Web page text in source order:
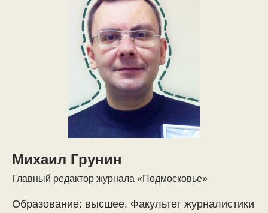
Михаил Грунин
Главный редактор журнала «Подмосковье»
Образование: высшее. Факультет журналистики